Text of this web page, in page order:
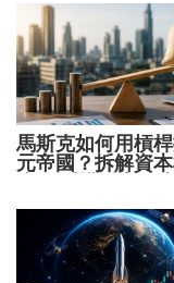
馬斯克如何用槓
元帝國？拆解資